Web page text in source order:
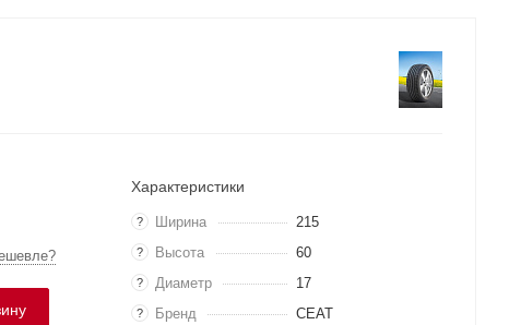
Характеристики
? Ширина 215
? Высота 60
? Диаметр 17
? Бренд CEAT